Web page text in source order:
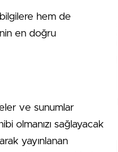
hem de
en doğru
ve sunumlar
olmanızı sağlayacak
yayınlanan